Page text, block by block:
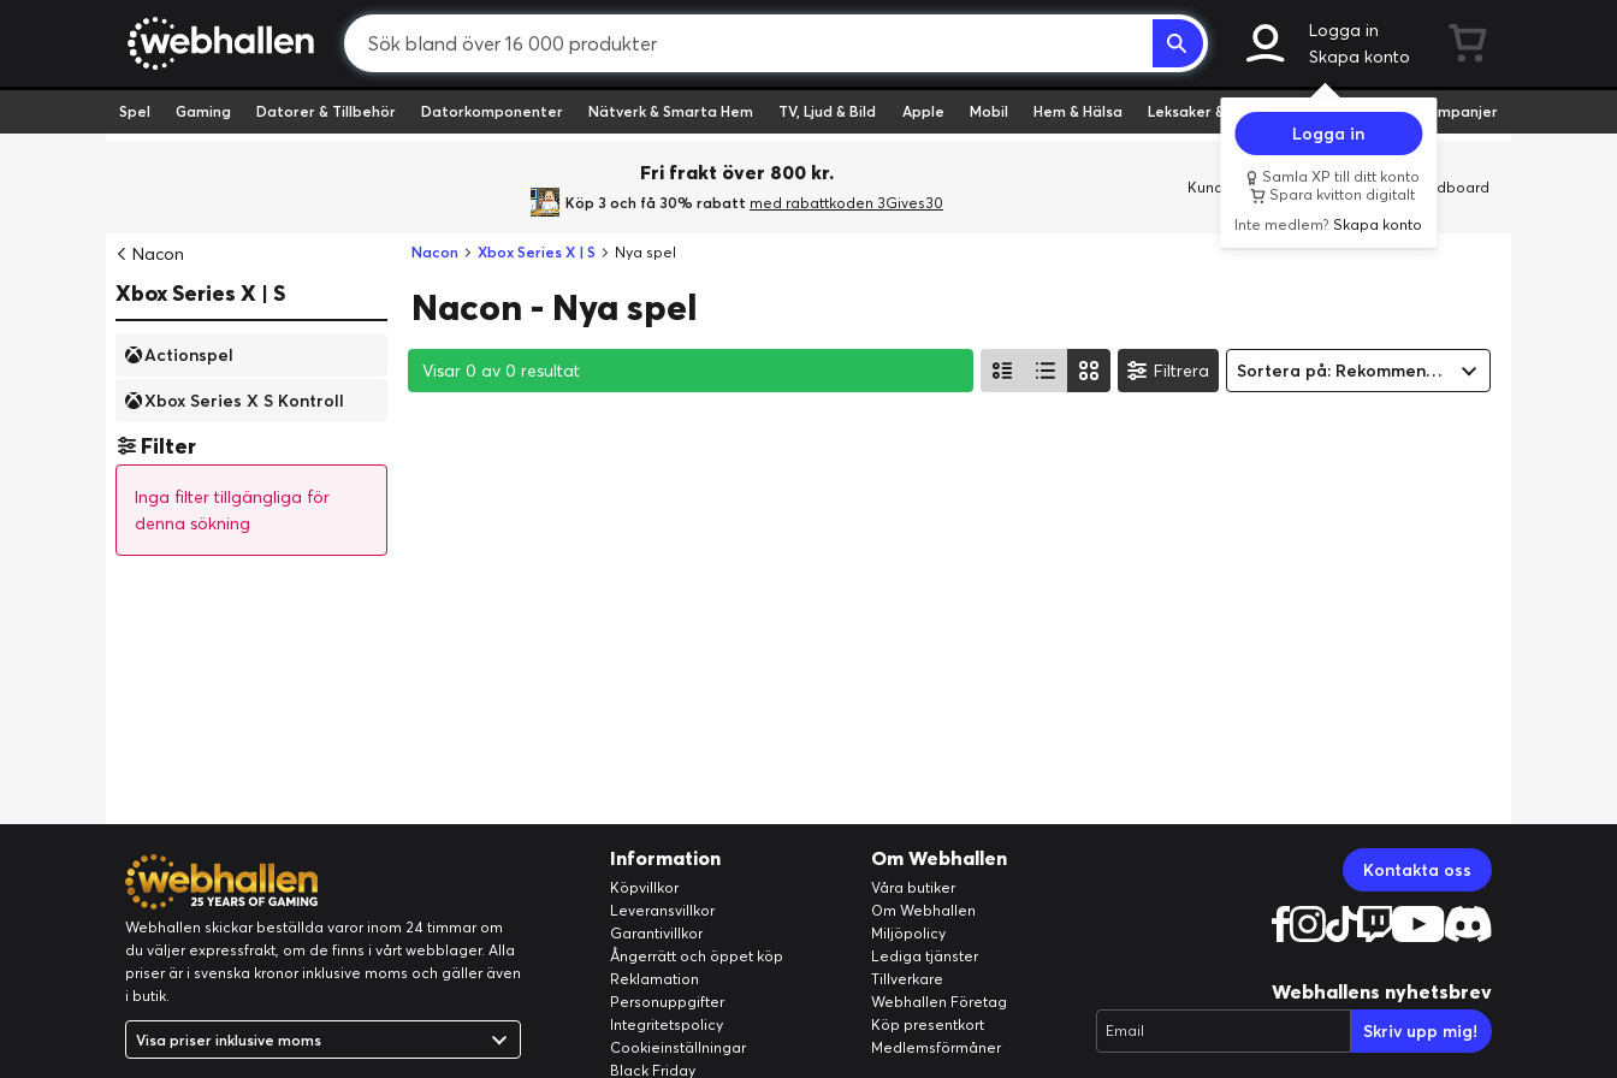
Logga in
Skapa konto
Logga in
Samla XP till ditt konto
Spara kvitton digitalt
Inte medlem?Skapa konto
Spel Gaming Datorer & Tillbehör Datorkomponenter Nätverk & Smarta Hem TV, Ljud & Bild Apple Mobil Hem & Hälsa Leksaker & Hobby Fyndvaror Kampanjer
Fri frakt över 800 kr.
Köp 3 och få 30% rabatt med rabattkoden 3Gives30
Kundservice Butiker Företag Cardboard
Nacon
Xbox Series X | S
Actionspel
Xbox Series X S Kontroll
Filter
Inga filter tillgängliga för
denna sökning
Nacon Xbox Series X | S Nya spel
Nacon - Nya spel
Visar 0 av 0 resultat
Visar 0 av 0 resultat
Visar 0 av 0 resultat Filtrera Sortera på: Rekommenderad
Webhallen skickar beställda varor inom 24 timmar om
du väljer expressfrakt, om de finns i vårt webblager. Alla
priser är i svenska kronor inklusive moms och gäller även
i butik.
Visa priser inklusive moms
Information
Köpvillkor
Leveransvillkor
Garantivillkor
Ångerrätt och öppet köp
Reklamation
Personuppgifter
Integritetspolicy
Cookieinställningar
Black Friday
Om Webhallen
Våra butiker
Om Webhallen
Miljöpolicy
Lediga tjänster
Tillverkare
Webhallen Företag
Köp presentkort
Medlemsförmåner
Kontakta oss
Webhallens nyhetsbrev
Email Skriv upp mig!